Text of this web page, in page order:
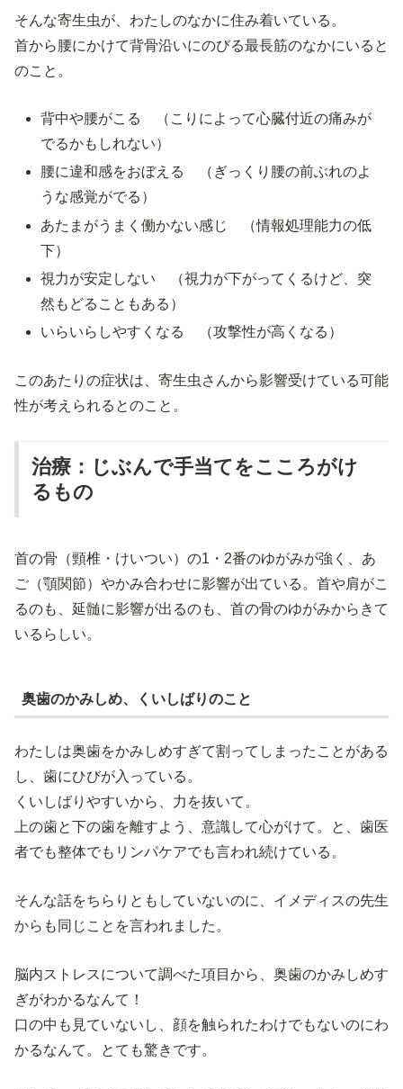
そんな寄生虫が、わたしのなかに住み着いている。
首から腰にかけて背骨沿いにのびる最長筋のなかにいると
のこと。
背中や腰がこる （こりによって心臓付近の痛みが
でるかもしれない）
腰に違和感をおぼえる （ぎっくり腰の前ぶれのよ
うな感覚がでる）
あたまがうまく働かない感じ （情報処理能力の低
下）
視力が安定しない （視力が下がってくるけど、突
然もどることもある）
いらいらしやすくなる （攻撃性が高くなる）
このあたりの症状は、寄生虫さんから影響受けている可能
性が考えられるとのこと。
治療：じぶんで手当てをこころがけ
るもの
首の骨（頸椎・けいつい）の1・2番のゆがみが強く、あ
ご（顎関節）やかみ合わせに影響が出ている。首や肩がこ
るのも、延髄に影響が出るのも、首の骨のゆがみからきて
いるらしい。
奥歯のかみしめ、くいしばりのこと
わたしは奥歯をかみしめすぎて割ってしまったことがある
し、歯にひびが入っている。
くいしばりやすいから、力を抜いて。
上の歯と下の歯を離すよう、意識して心がけて。と、歯医
者でも整体でもリンパケアでも言われ続けている。
そんな話をちらりともしていないのに、イメディスの先生
からも同じことを言われました。
脳内ストレスについて調べた項目から、奥歯のかみしめす
ぎがわかるなんて！
口の中も見ていないし、顔を触られたわけでもないのにわ
かるなんて。とても驚きです。